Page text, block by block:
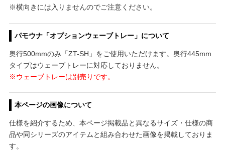
※横向きには入りませんのでご注意ください。
パモウナ「オプションウェーブトレー」について
奥行500mmのみ「ZT-SH」をご使用いただけます。奥行445mm
タイプはウェーブトレーに対応しておりません。
※ウェーブトレーは別売りです。
本ページの画像について
仕様を紹介するため、本ページ掲載品と異なるサイズ・仕様の商
品や同シリーズのアイテムと組み合わせた画像を掲載しておりま
す。